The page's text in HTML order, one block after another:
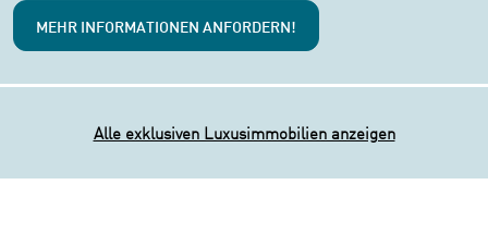
Alle exklusiven Luxusimmobilien anzeigen